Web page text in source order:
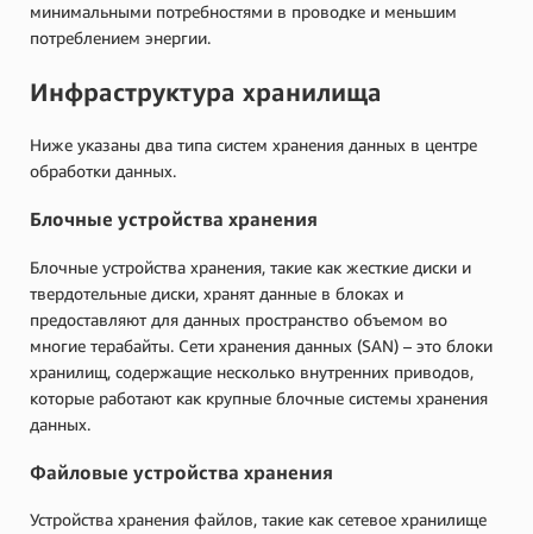
минимальными потребностями в проводке и меньшим
потреблением энергии.
Инфраструктура хранилища
Ниже указаны два типа систем хранения данных в центре
обработки данных.
Блочные устройства хранения
Блочные устройства хранения, такие как жесткие диски и
твердотельные диски, хранят данные в блоках и
предоставляют для данных пространство объемом во
многие терабайты. Сети хранения данных (SAN) – это блоки
хранилищ, содержащие несколько внутренних приводов,
которые работают как крупные блочные системы хранения
данных.
Файловые устройства хранения
Устройства хранения файлов, такие как сетевое хранилище